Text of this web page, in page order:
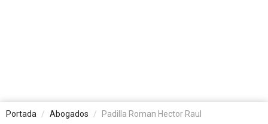
Portada Abogados Padilla Roman Hector Raul